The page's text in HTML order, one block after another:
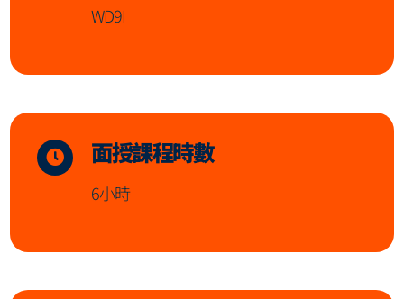
WD9I
面授課程時數
6小時